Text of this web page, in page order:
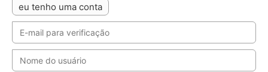
eu tenho uma conta